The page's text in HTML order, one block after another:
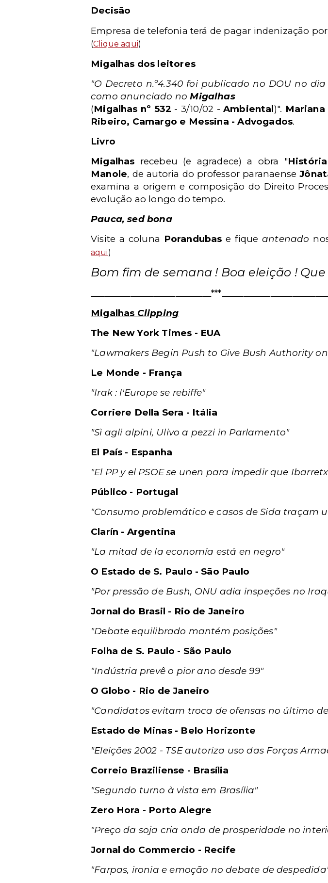
Decisão
Empresa de telefonia terá de pagar indenização
(Clique aqui)
Migalhas dos leitores
"O Decreto n.º4.340 foi publicado no DOU no
como anunciado noMigalhas
(Migalhas nº 532 - 3/10/02 - Ambiental)".
Ribeiro, Camargo e Messina - Advogados.
Livro
Migalhas recebeu (e agradece) a obra "
Manole, de autoria do professor paranaense
examina a origem e composição do Direito
evolução ao longo do tempo.
Pauca, sed bona
Visite a coluna Porandubase fiqueantenado
aqui)
Bom fim de semana ! Boa eleição !
Migalhas Clipping
The New York Times - EUA
"Lawmakers Begin Push to Give Bush Authority
Le Monde - França
"Irak : l'Europe se rebiffe"
Corriere Della Sera - Itália
"Sì agli alpini, Ulivo a pezzi in Parlamento"
El País - Espanha
"El PP y el PSOE se unen para impedir que
Público - Portugal
"Consumo problemático e casos de Sida traçam
Clarín - Argentina
"La mitad de la economía está en negro"
O Estado de S. Paulo - São Paulo
"Por pressão de Bush, ONU adia inspeções no
Jornal do Brasil - Rio de Janeiro
"Debate equilibrado mantém posições"
Folha de S. Paulo - São Paulo
"Indústria prevê o pior ano desde 99"
O Globo - Rio de Janeiro
"Candidatos evitam troca de ofensas no último
Estado de Minas - Belo Horizonte
"Eleições 2002 - TSE autoriza uso das Forças
Correio Braziliense - Brasília
"Segundo turno à vista em Brasília"
Zero Hora - Porto Alegre
"Preço da soja cria onda de prosperidade no
Jornal do Commercio - Recife
"Farpas, ironia e emoção no debate de